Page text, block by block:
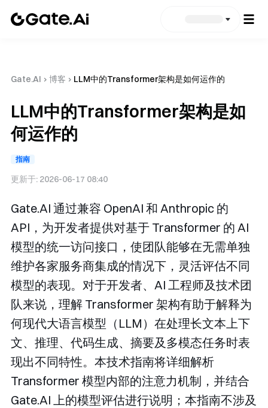
Gate.AI › 博客 › LLM中的Transformer架构是如何运作的
LLM中的Transformer架构是如
何运作的
指南
更新于: 2026-06-17 08:40
Gate.AI 通过兼容 OpenAI 和 Anthropic 的
API，为开发者提供对基于 Transformer 的 AI
模型的统一访问接口，使团队能够在无需单独
维护各家服务商集成的情况下，灵活评估不同
模型的表现。对于开发者、AI 工程师及技术团
队来说，理解 Transformer 架构有助于解释为
何现代大语言模型（LLM）在处理长文本上下
文、推理、代码生成、摘要及多模态任务时表
现出不同特性。本技术指南将详细解析
Transformer 模型内部的注意力机制，并结合
Gate.AI 上的模型评估进行说明；本指南不涉及